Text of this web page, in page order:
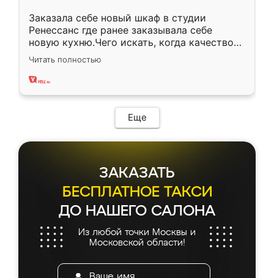
Заказала себе новый шкаф в студии
Ренессанс где ранее заказывала себе
новую кухню.Чего искать, когда качеством
вполне довольна. Служит кухня уже почти
два года, нареканий нет.
Читать полностью
Еще
ЗАКАЗАТЬ
БЕСПЛАТНОЕ ТАКСИ
ДО НАШЕГО САЛОНА
Из любой точки Москвы и
Московской области!